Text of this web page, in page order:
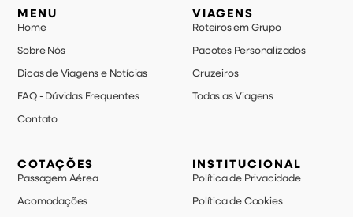
MENU
Home
Sobre Nós
Dicas de Viagens e Notícias
FAQ - Dúvidas Frequentes
Contato
VIAGENS
Roteiros em Grupo
Pacotes Personalizados
Cruzeiros
Todas as Viagens
COTAÇÕES
Passagem Aérea
Acomodações
INSTITUCIONAL
Política de Privacidade
Política de Cookies